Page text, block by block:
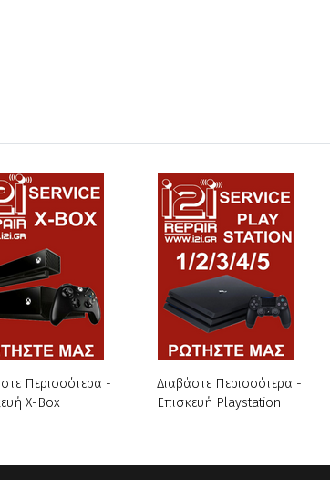
Περισσότερα -
X-Box
Διαβάστε Περισσότερα -
Επισκευή Playstation